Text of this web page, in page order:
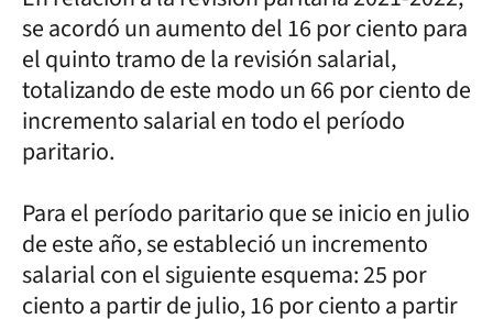
se acordó un aumento del 16 por ciento para
el quinto tramo de la revisión salarial,
totalizando de este modo un 66 por ciento de
incremento salarial en todo el período
paritario.
Para el período paritario que se inicio en julio
de este año, se estableció un incremento
salarial con el siguiente esquema: 25 por
ciento a partir de julio, 16 por ciento a partir